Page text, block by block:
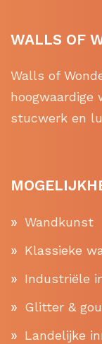
WALLS OF
Walls of
hoogwaardige
stucwerk en
Wandkunst
Klassieke
Industriële
Glitter &
Landelijke